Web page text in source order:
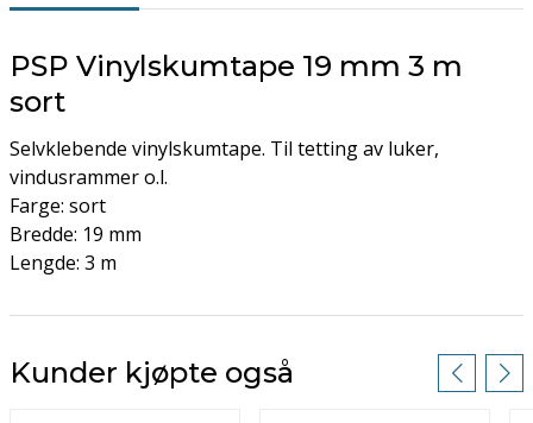
PSP Vinylskumtape 19 mm 3 m
sort
Selvklebende vinylskumtape. Til tetting av luker,
vindusrammer o.l.
Farge: sort
Bredde: 19 mm
Lengde: 3 m
Kunder kjøpte også